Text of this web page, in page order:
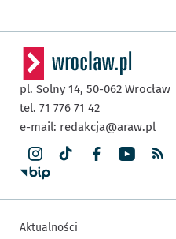
pl. Solny 14, 50-062 Wrocław
tel. 71 776 71 42
e-mail: redakcja@araw.pl
Aktualności